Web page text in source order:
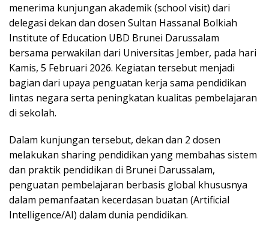
menerima kunjungan akademik (school visit) dari
delegasi dekan dan dosen Sultan Hassanal Bolkiah
Institute of Education UBD Brunei Darussalam
bersama perwakilan dari Universitas Jember, pada hari
Kamis, 5 Februari 2026. Kegiatan tersebut menjadi
bagian dari upaya penguatan kerja sama pendidikan
lintas negara serta peningkatan kualitas pembelajaran
di sekolah.
Dalam kunjungan tersebut, dekan dan 2 dosen
melakukan sharing pendidikan yang membahas sistem
dan praktik pendidikan di Brunei Darussalam,
penguatan pembelajaran berbasis global khususnya
dalam pemanfaatan kecerdasan buatan (Artificial
Intelligence/AI) dalam dunia pendidikan.